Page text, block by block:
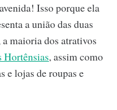
Isso porque ela
a união das duas
maioria dos atrativos
Hortênsias, assim como
e lojas de roupas e